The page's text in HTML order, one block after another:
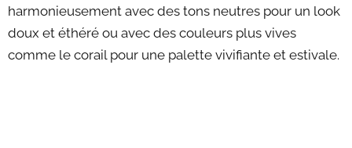
harmonieusement avec des tons neutres pour un look
doux et éthéré ou avec des couleurs plus vives
comme le corail pour une palette vivifiante et estivale.